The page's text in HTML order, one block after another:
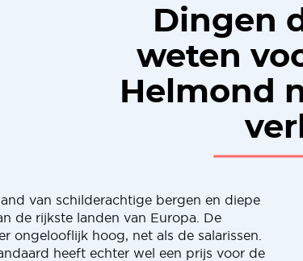
Dingen
weten
Helmond
van schilderachtige bergen en diepe
de rijkste landen van Europa. De
ongelooflijk hoog, net als de salarissen.
heeft echter wel een prijs voor de